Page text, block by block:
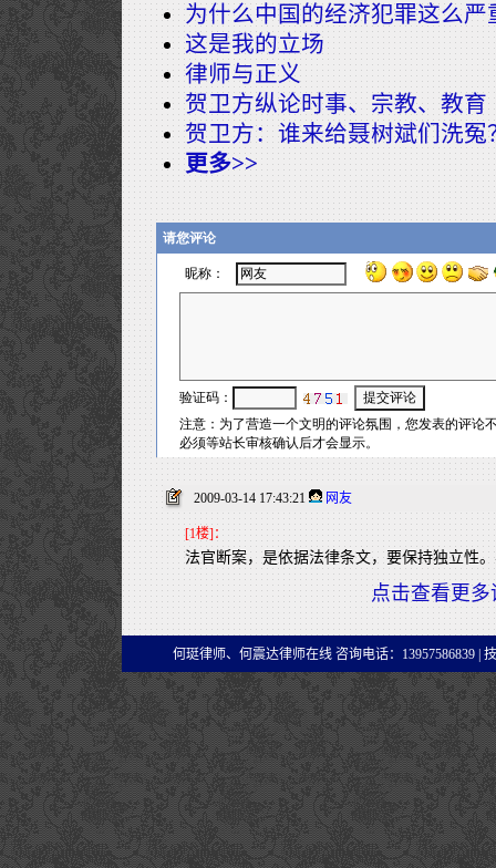
为什么中国的经济犯罪这么严
这是我的立场
律师与正义
贺卫方纵论时事、宗教、教育
贺卫方：谁来给聂树斌们洗冤
更多>>
2009-03-14 17:43:21 网友
[1楼]：
法官断案，是依据法律条文，要保持独立性
点击查看更多
何珽律师、何震达律师在线 咨询电话：13957586839 |